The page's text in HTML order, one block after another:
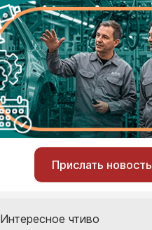
Прислать новость
Интересное чтиво